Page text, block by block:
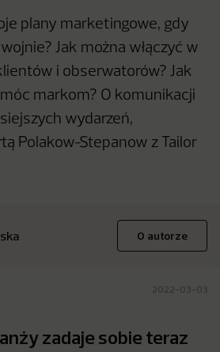
plany marketingowe, gdy
Jak można włączyć w
i obserwatorów? Jak
markom? O komunikacji
wydarzeń,
Polakow-Stepanow z Tailor
O autorze
2022-03-03
zadaje sobie teraz